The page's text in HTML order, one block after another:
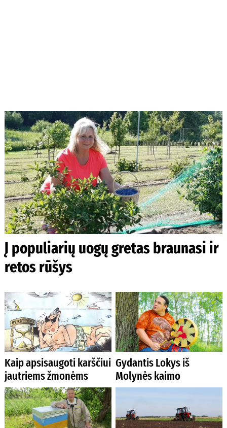
Į populiarių uogų gretas braunasi ir
retos rūšys
Kaip apsisaugoti karščiui
jautriems žmonėms
Gydantis Lokys iš
Molynės kaimo